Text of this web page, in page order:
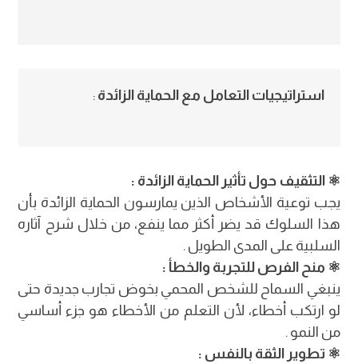
استراتيجيات التعامل مع الحماية الزائدة :
⚛︎ التثقيف حول تأثير الحماية الزائدة :
يجب توعية الأشخاص الذين يمارسون الحماية الزائدة بأن
هذا السلوك قد يضر أكثر مما ينفع، من خلال شرح آثاره
السلبية على المدى الطويل .
⚛︎ منح الفرص للتجربة والخطأ :
ينبغي السماح للشخص المحمي بخوض تجارب جديدة حتى
لو ارتكب أخطاء، لأن التعلم من الأخطاء هو جزء أساسي
من النمو .
⚛︎ تطوير الثقة بالنفس :